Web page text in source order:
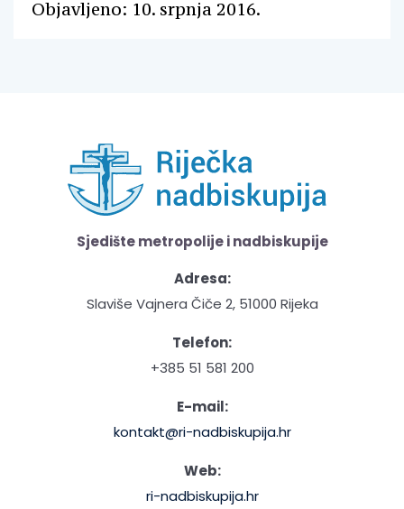
Objavljeno: 10. srpnja 2016.
Sjedište metropolije i nadbiskupije
Adresa:
Slaviše Vajnera Čiče 2, 51000 Rijeka
Telefon:
+385 51 581 200
E-mail:
kontakt@ri-nadbiskupija.hr
Web:
ri-nadbiskupija.hr